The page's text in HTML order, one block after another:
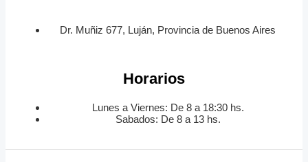
Dr. Muñiz 677, Luján, Provincia de Buenos Aires
Horarios
Lunes a Viernes: De 8 a 18:30 hs.
Sabados: De 8 a 13 hs.